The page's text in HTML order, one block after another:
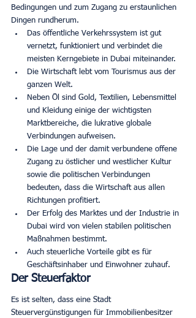
Bedingungen und zum Zugang zu erstaunlichen
Dingen rundherum.
Das öffentliche Verkehrssystem ist gut
vernetzt, funktioniert und verbindet die
meisten Kerngebiete in Dubai miteinander.
Die Wirtschaft lebt vom Tourismus aus der
ganzen Welt.
Neben Öl sind Gold, Textilien, Lebensmittel
und Kleidung einige der wichtigsten
Marktbereiche, die lukrative globale
Verbindungen aufweisen.
Die Lage und der damit verbundene offene
Zugang zu östlicher und westlicher Kultur
sowie die politischen Verbindungen
bedeuten, dass die Wirtschaft aus allen
Richtungen profitiert.
Der Erfolg des Marktes und der Industrie in
Dubai wird von vielen stabilen politischen
Maßnahmen bestimmt.
Auch steuerliche Vorteile gibt es für
Geschäftsinhaber und Einwohner zuhauf.
Der Steuerfaktor
Es ist selten, dass eine Stadt
Steuervergünstigungen für Immobilienbesitzer